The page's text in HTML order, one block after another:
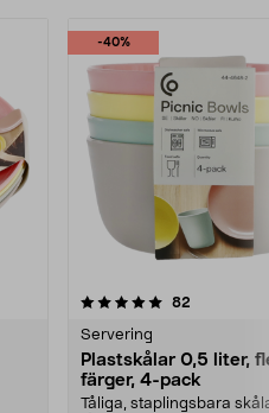
-40%
82
Servering
Plastskålar 0,5 liter,
färger, 4-pack
Tåliga, staplingsbara
4.5 av 5 stjärnor